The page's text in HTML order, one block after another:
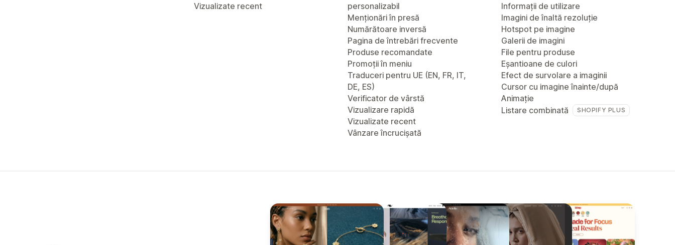
Vizualizate recent
personalizabil
Menționări în presă
Numărătoare inversă
Pagina de întrebări frecvente
Produse recomandate
Promoții în meniu
Traduceri pentru UE (EN, FR, IT,
DE, ES)
Verificator de vârstă
Vizualizare rapidă
Vizualizate recent
Vânzare încrucișată
Informații de utilizare
Imagini de înaltă rezoluție
Hotspot pe imagine
Galerii de imagini
File pentru produse
Eșantioane de culori
Efect de survolare a imaginii
Cursor cu imagine înainte/după
Animație
Listare combinată
SHOPIFY PLUS